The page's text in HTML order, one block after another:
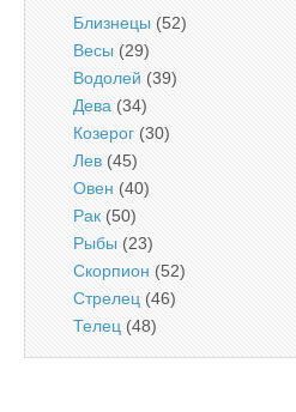
Близнецы (52)
Весы (29)
Водолей (39)
Дева (34)
Козерог (30)
Лев (45)
Овен (40)
Рак (50)
Рыбы (23)
Скорпион (52)
Стрелец (46)
Телец (48)